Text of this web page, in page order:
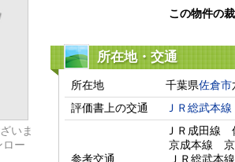
いま
ロー
この物件の
所在地・交通
所在地 千葉県佐倉市
評価書上の交通
ＪＲ総武本線
参考交通
ＪＲ成田線